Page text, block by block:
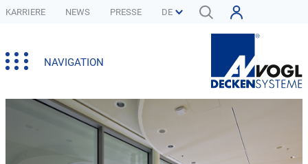
KARRIERE NEWS PRESSE
NAVIGATION